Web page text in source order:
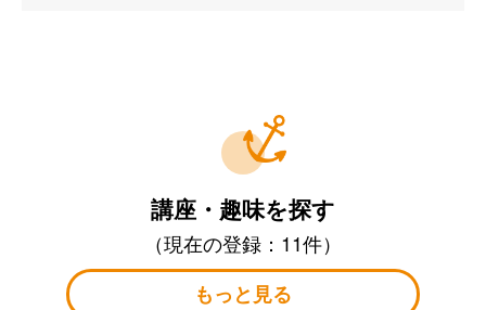
講座・趣味を探す
（現在の登録：11件）
もっと見る